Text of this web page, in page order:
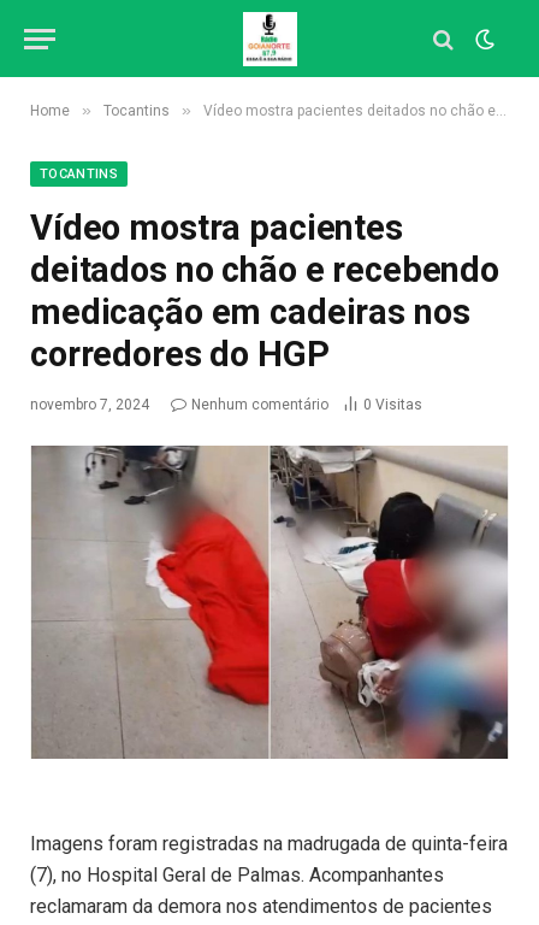
Home » Tocantins » Vídeo mostra pacientes deitados no chão e recebendo medicação em cadeiras nos corredores do HGP
TOCANTINS
Vídeo mostra pacientes
deitados no chão e recebendo
medicação em cadeiras nos
corredores do HGP
novembro 7, 2024 Nenhum comentário 0 Visitas
Imagens foram registradas na madrugada de quinta-feira
(7), no Hospital Geral de Palmas. Acompanhantes
reclamaram da demora nos atendimentos de pacientes